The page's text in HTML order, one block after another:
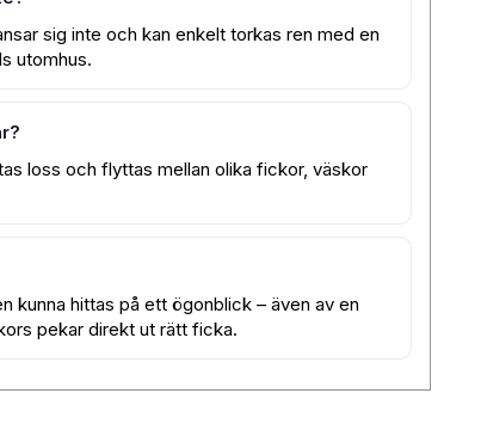
sig inte och kan enkelt torkas ren med en
utomhus.
loss och flyttas mellan olika fickor, väskor
kunna hittas på ett ögonblick – även av en
pekar direkt ut rätt ficka.